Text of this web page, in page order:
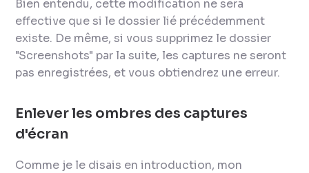
Bien entendu, cette modification ne sera
effective que si le dossier lié précédemment
existe. De même, si vous supprimez le dossier
"Screenshots" par la suite, les captures ne seront
pas enregistrées, et vous obtiendrez une erreur.
Enlever les ombres des captures
d'écran
Comme je le disais en introduction, mon